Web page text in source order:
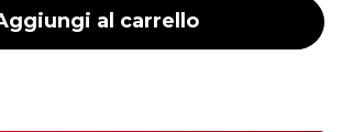
al carrello